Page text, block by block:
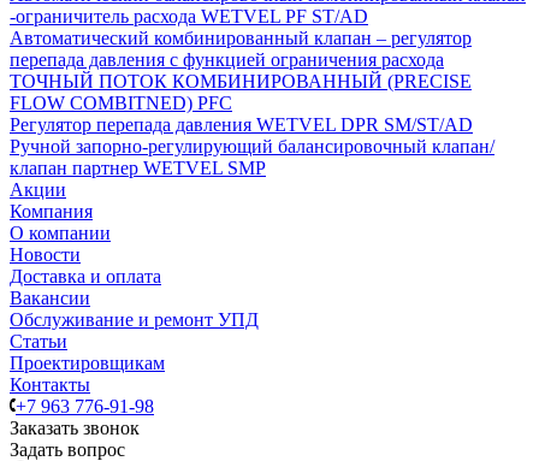
-ограничитель расхода WETVEL PF ST/AD
Автоматический комбинированный клапан – регулятор
перепада давления с функцией ограничения расхода
ТОЧНЫЙ ПОТОК КОМБИНИРОВАННЫЙ (PRECISE
FLOW COMBIТNED) PFC
Регулятор перепада давления WETVEL DPR SM/ST/AD
Ручной запорно-регулирующий балансировочный клапан/
клапан партнер WETVEL SMP
Акции
Компания
О компании
Новости
Доставка и оплата
Вакансии
Обслуживание и ремонт УПД
Статьи
Проектировщикам
Контакты
+7 963 776-91-98
Заказать звонок
Задать вопрос